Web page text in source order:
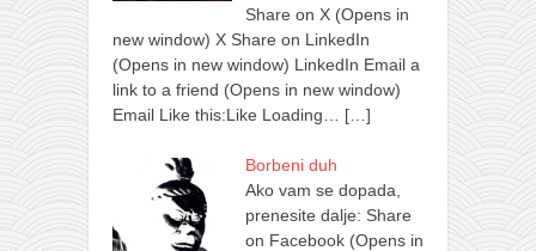
Share on X (Opens in
new window) X Share on LinkedIn
(Opens in new window) LinkedIn Email a
link to a friend (Opens in new window)
Email Like this:Like Loading…
[…]
Borbeni duh
Ako vam se dopada,
prenesite dalje: Share
on Facebook (Opens in